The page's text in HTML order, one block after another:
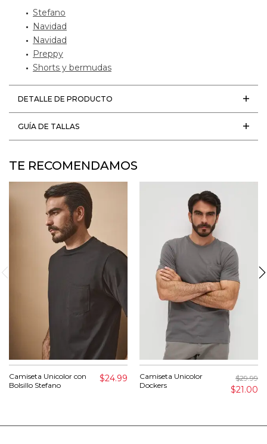
Stefano
Navidad
Navidad
Preppy
Shorts y bermudas
DETALLE DE PRODUCTO
GUÍA DE TALLAS
TE RECOMENDAMOS
Camiseta Unicolor con
Bolsillo Stefano
$24.99
Camiseta Unicolor
Dockers
$29.99
$21.00